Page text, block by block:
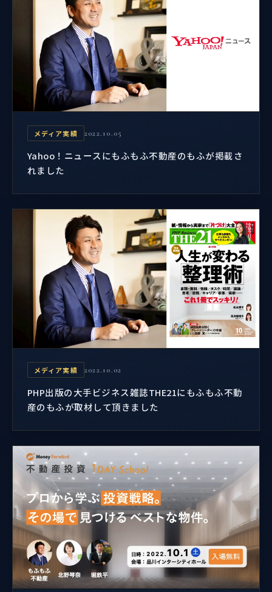
メディア実績 2022.10.05
Yahoo！ニュースにもふもふ不動産のもふが掲載さ
れました
メディア実績 2022.10.02
PHP出版の大手ビジネス雑誌THE21にもふもふ不動
産のもふが取材して頂きました